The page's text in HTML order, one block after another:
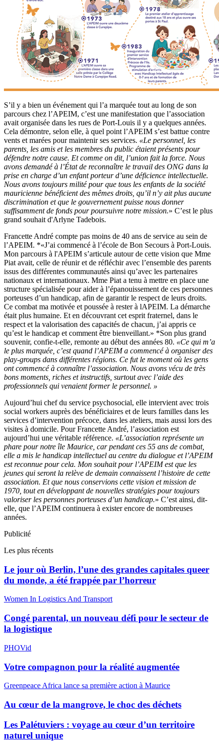
S’il y a bien un événement qui l’a marquée tout au long de son
parcours chez l’APEIM, c’est une manifestation que l’association
avait organisée dans les rues de Port-Louis il y a quelques années.
Cela démontre, selon elle, à quel point l’APEIM s’est battue contre
vents et marées pour maintenir ses services. «Le personnel, les
parents, les amis et les membres du public étaient présents pour
défendre notre cause. Et comme on dit, l’union fait la force. Nous
avons demandé à l’État de reconnaître le travail des ONG dans la
prise en charge d’un enfant porteur d’une déficience intellectuelle.
Nous avons toujours milité pour que tous les enfants de la société
mauricienne bénéficient des mêmes droits, qu’il n’y ait plus aucune
discrimination et que le gouvernement puisse nous donner
suffisamment de fonds pour poursuivre notre mission.» C’est le plus
grand souhait d'Arlyne Tadebois.
Francette André compte pas moins de 40 ans de service au sein de
l’APEIM. *«J’ai commencé à l’école de Bon Secours à Port-Louis.
Mon parcours à l'APEIM s’articule autour de cette vision que Mme
Piat avait, celle de réunir et de réfléchir avec l’ensemble des parents
issus des différentes communautés ainsi qu’avec les partenaires
nationaux et internationaux. Mme Piat a tenu à mettre en place une
structure spécialisée pour aider à l’épanouissement de ces personnes
porteuses d’un handicap, afin de garantir le respect de leurs droits.
Ce combat ma motivée et poussée à rester à lAPEIM. La démarche
était plus humaine. Et en découvrant cet esprit fraternel, dans le
respect et la valorisation des capacités de chacun, j’ai appris ce
qu’est le handicap et comment être bienveillant.» *Son plus grand
souvenir, confie-t-elle, remonte au début des années 80. «Ce qui m’a
le plus marquée, c’est quand l’APEIM a commencé à organiser des
play-groups dans différentes régions. Ce fut le moment où les gens
ont commencé à connaître l’association. Nous avons vécu de très
bons moments, riches et instructifs, surtout avec l’aide des
professionnels qui venaient former le personnel. »
Aujourd’hui chef du service psychosocial, elle intervient avec trois
social workers auprès des bénéficiaires et de leurs familles dans les
services d’intervention précoce, dans les ateliers, mais aussi lors des
visites à domicile. Pour Francette André, l’association est
aujourd’hui une véritable référence. «L’association représente un
phare pour notre île Maurice, car pendant ces 55 ans de combat,
elle a mis le handicap intellectuel au centre du dialogue et l’APEIM
est reconnue pour cela. Mon souhait pour l’APEIM est que les
jeunes qui seront la relève de demain connaissent l’histoire de cette
association. Et que nous conservions cette vision et mission de
1970, tout en développant de nouvelles stratégies pour toujours
valoriser les personnes porteuses d’un handicap.» C’est ainsi, dit-
elle, que l’APEIM continuera à exister encore de nombreuses
années.
Publicité
Les plus récents
Le jour où Berlin, l’une des grandes capitales queer
du monde, a été frappée par l’horreur
Women In Logistics And Transport
Congé parental, un nouveau défi pour le secteur de
la logistique
PHOVid
Votre compagnon pour la réalité augmentée
Greenpeace Africa lance sa première action à Maurice
Au cœur de la mangrove, le choc des déchets
Les Palétuviers : voyage au cœur d’un territoire
naturel unique